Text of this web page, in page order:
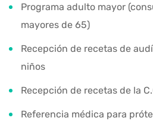
Programa adulto mayor
mayores de 65)
Recepción de recetas de
niños
Recepción de recetas de la
Referencia médica para